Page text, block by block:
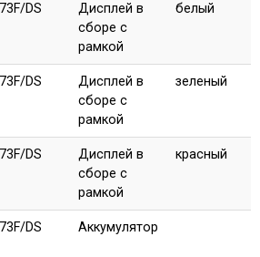
DS
Дисплей в
сборе с
рамкой
белый
DS
Дисплей в
сборе с
рамкой
зеленый
DS
Дисплей в
сборе с
рамкой
красный
DS Аккумулятор